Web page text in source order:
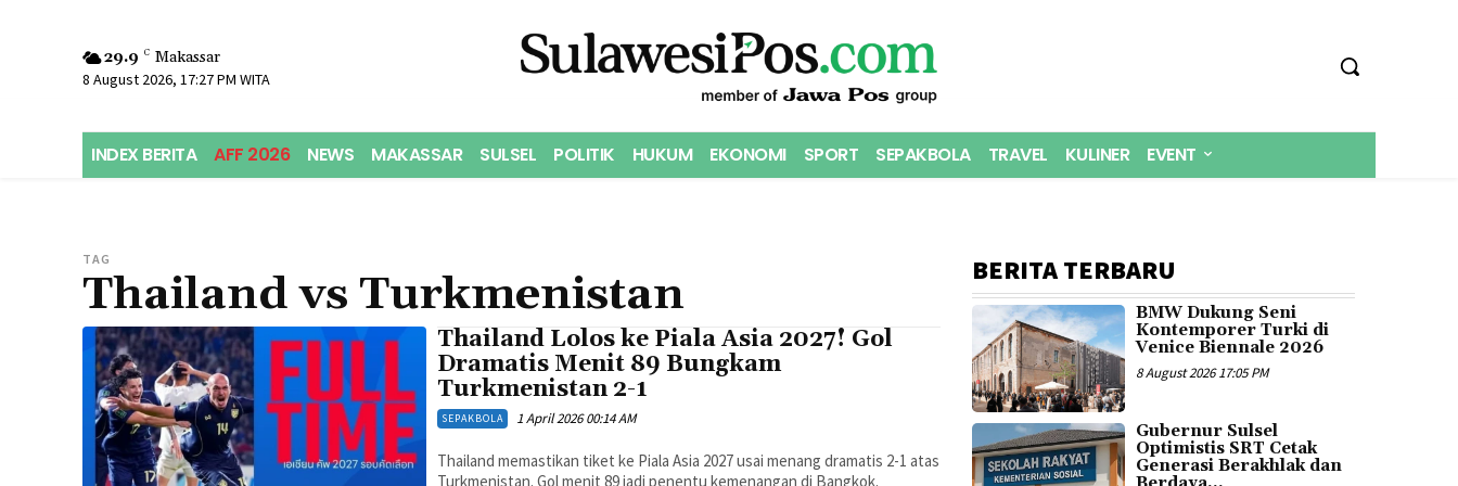
29.9 C Makassar
8 August 2026, 17:27 PM WITA
INDEX BERITA AFF 2026 NEWS MAKASSAR SULSEL POLITIK HUKUM EKONOMI SPORT SEPAKBOLA TRAVEL KULINER EVENT
TAG
Thailand vs Turkmenistan
Thailand Lolos ke Piala Asia 2027! Gol
Dramatis Menit 89 Bungkam
Turkmenistan 2-1
SEPAKBOLA 1 April 2026 00:14 AM
Thailand memastikan tiket ke Piala Asia 2027 usai menang dramatis 2-1 atas
Turkmenistan. Gol menit 89 jadi penentu kemenangan di Bangkok.
BERITA TERBARU
BMW Dukung Seni
Kontemporer Turki di
Venice Biennale 2026
8 August 2026 17:05 PM
Gubernur Sulsel
Optimistis SRT Cetak
Generasi Berakhlak dan